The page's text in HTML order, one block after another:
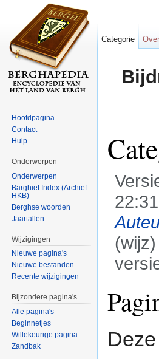
22:31
Categorie
Hoofdpagina
Contact
Hulp
Onderwerpen
Onderwerpen
Barghief Index (Archief
HKB)
Berghse woorden
Jaartallen
Wijzigingen
Nieuwe pagina's
Nieuwe bestanden
Recente wijzigingen
Bijzondere pagina's
Alle pagina's
Beginnetjes
Willekeurige pagina
Zandbak